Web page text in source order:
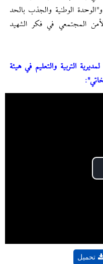
الوطنية والجذب بالحد
المجتمعي في فكر الشهيد
التربية والتعليم في هيئة
تحميل